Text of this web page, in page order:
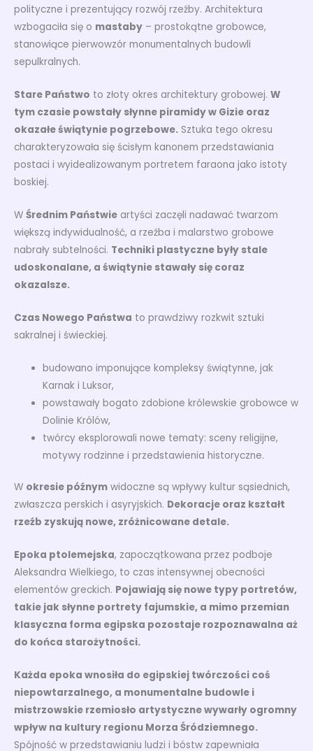
polityczne i prezentujący rozwój rzeźby. Architektura
wzbogaciła się o mastaby – prostokątne grobowce,
stanowiące pierwowzór monumentalnych budowli
sepulkralnych.
Stare Państwo to złoty okres architektury grobowej. W
tym czasie powstały słynne piramidy w Gizie oraz
okazałe świątynie pogrzebowe. Sztuka tego okresu
charakteryzowała się ścisłym kanonem przedstawiania
postaci i wyidealizowanym portretem faraona jako istoty
boskiej.
W Średnim Państwie artyści zaczęli nadawać twarzom
większą indywidualność, a rzeźba i malarstwo grobowe
nabrały subtelności. Techniki plastyczne były stale
udoskonalane, a świątynie stawały się coraz
okazalsze.
Czas Nowego Państwa to prawdziwy rozkwit sztuki
sakralnej i świeckiej.
budowano imponujące kompleksy świątynne, jak
Karnak i Luksor,
powstawały bogato zdobione królewskie grobowce w
Dolinie Królów,
twórcy eksplorowali nowe tematy: sceny religijne,
motywy rodzinne i przedstawienia historyczne.
W okresie późnym widoczne są wpływy kultur sąsiednich,
zwłaszcza perskich i asyryjskich. Dekoracje oraz kształt
rzeźb zyskują nowe, zróżnicowane detale.
Epoka ptolemejska, zapoczątkowana przez podboje
Aleksandra Wielkiego, to czas intensywnej obecności
elementów greckich. Pojawiają się nowe typy portretów,
takie jak słynne portrety fajumskie, a mimo przemian
klasyczna forma egipska pozostaje rozpoznawalna aż
do końca starożytności.
Każda epoka wnosiła do egipskiej twórczości coś
niepowtarzalnego, a monumentalne budowle i
mistrzowskie rzemiosło artystyczne wywarły ogromny
wpływ na kultury regionu Morza Śródziemnego.
Spójność w przedstawianiu ludzi i bóstw zapewniała